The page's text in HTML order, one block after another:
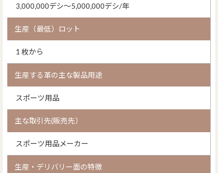
3,000,000デシ～5,000,000デシ/年
生産（最低）ロット
1 枚から
生産する革の主な製品用途
スポーツ用品
主な取引先(販売先）
スポーツ用品メーカー
生産・デリバリー面の特徴